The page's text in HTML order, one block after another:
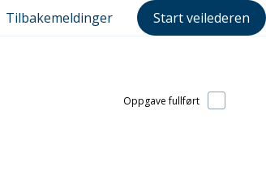
Tilbakemeldinger Start veilederen
Oppgave fullført